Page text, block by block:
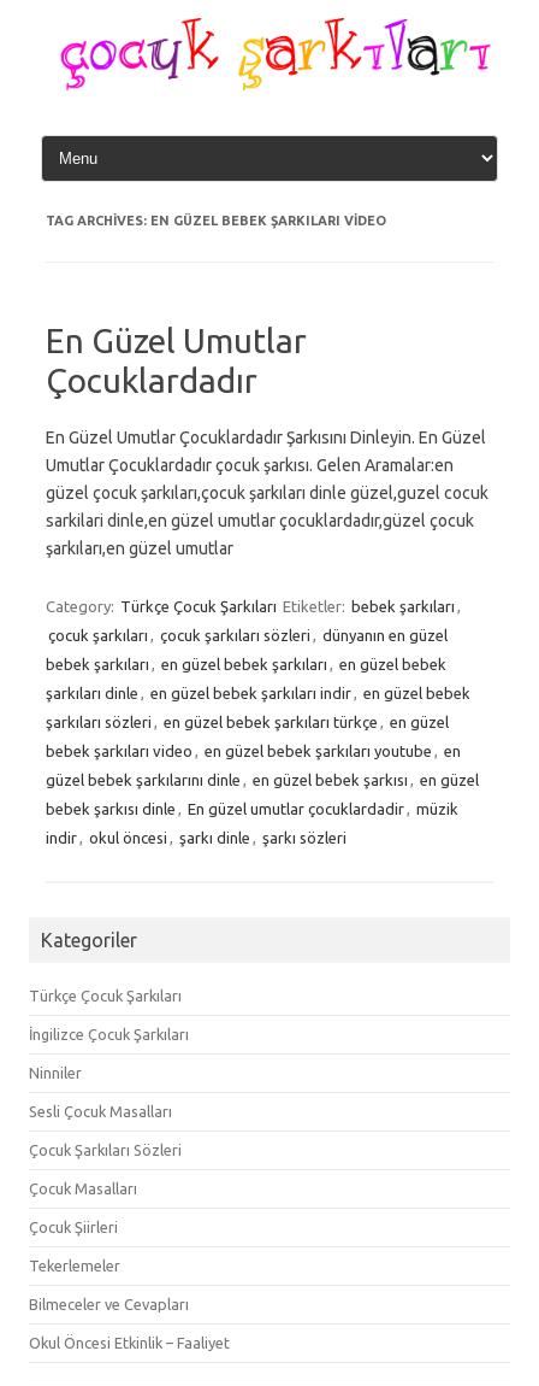
content
TAG ARCHIVES: EN GÜZEL BEBEK ŞARKILARI VIDEO
En Güzel Umutlar
Çocuklardadır
En Güzel Umutlar Çocuklardadır Şarkısını Dinleyin. En Güzel
Umutlar Çocuklardadır çocuk şarkısı. Gelen Aramalar:en
güzel çocuk şarkıları,çocuk şarkıları dinle güzel,guzel cocuk
sarkilari dinle,en güzel umutlar çocuklardadır,güzel çocuk
şarkıları,en güzel umutlar
Category: Türkçe Çocuk Şarkıları Etiketler: bebek şarkıları
çocuk şarkıları
çocuk şarkıları sözleri
dünyanın en güzel
bebek şarkıları
en güzel bebek şarkıları
en güzel bebek
şarkıları dinle
en güzel bebek şarkıları indir
en güzel bebek
şarkıları sözleri
en güzel bebek şarkıları türkçe
en güzel
bebek şarkıları video
en güzel bebek şarkıları youtube
en
güzel bebek şarkılarını dinle
en güzel bebek şarkısı
en güzel
bebek şarkısı dinle
En güzel umutlar çocuklardadir
müzik
indir
okul öncesi şarkı dinle şarkı sözleri
Kategoriler
Türkçe Çocuk Şarkıları
İngilizce Çocuk Şarkıları
Ninniler
Sesli Çocuk Masalları
Çocuk Şarkıları Sözleri
Çocuk Masalları
Çocuk Şiirleri
Tekerlemeler
Bilmeceler ve Cevapları
Okul Öncesi Etkinlik – Faaliyet